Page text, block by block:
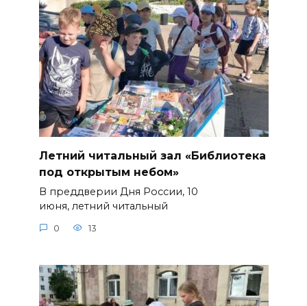
Летний читальный зал «Библиотека
под открытым небом»
В преддверии Дня России, 10
июня, летний читальный
0 13